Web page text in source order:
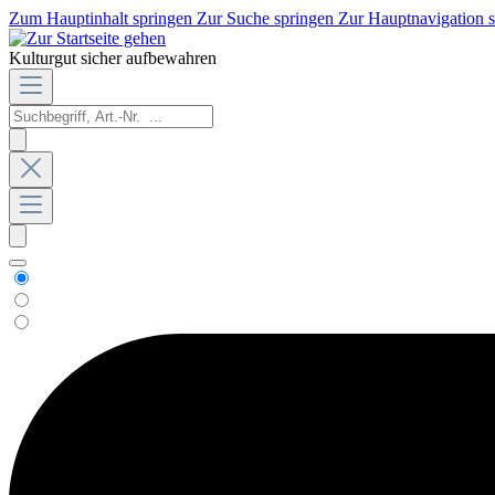
Zum Hauptinhalt springen Zur Suche springen Zur Hauptnavigation
Kulturgut sicher aufbewahren